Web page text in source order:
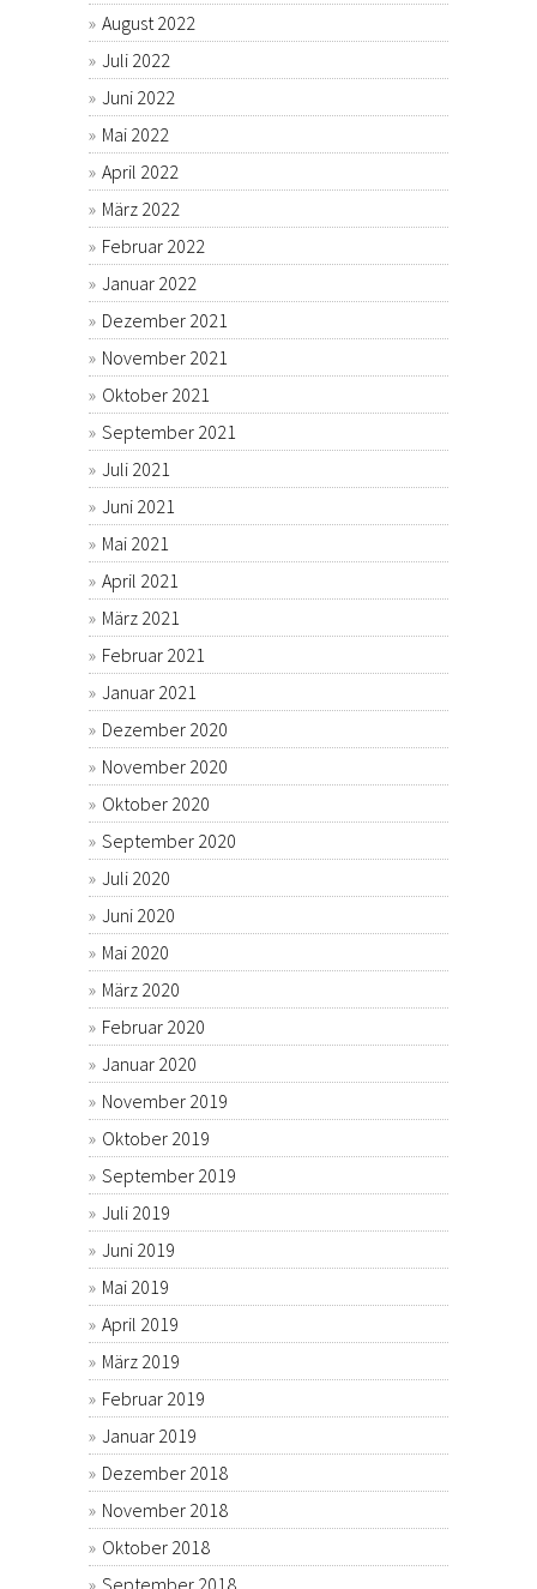
August 2022
Juli 2022
Juni 2022
Mai 2022
April 2022
März 2022
Februar 2022
Januar 2022
Dezember 2021
November 2021
Oktober 2021
September 2021
Juli 2021
Juni 2021
Mai 2021
April 2021
März 2021
Februar 2021
Januar 2021
Dezember 2020
November 2020
Oktober 2020
September 2020
Juli 2020
Juni 2020
Mai 2020
März 2020
Februar 2020
Januar 2020
November 2019
Oktober 2019
September 2019
Juli 2019
Juni 2019
Mai 2019
April 2019
März 2019
Februar 2019
Januar 2019
Dezember 2018
November 2018
Oktober 2018